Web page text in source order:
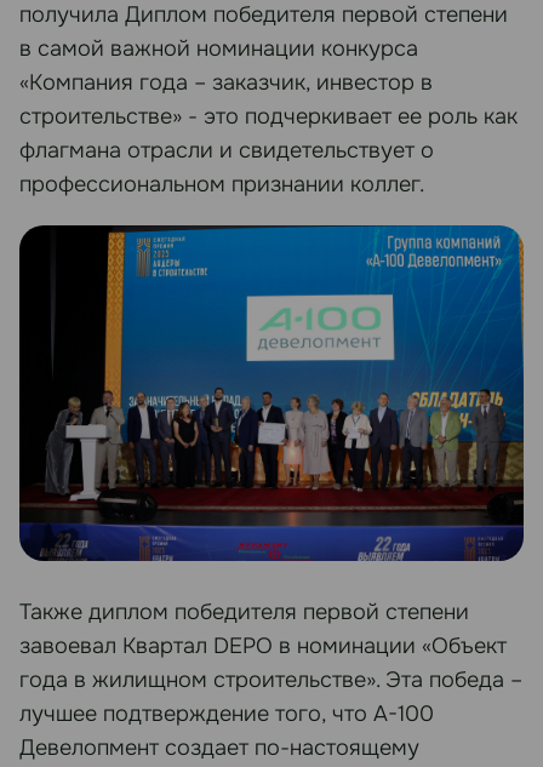
получила Диплом победителя первой степени
в самой важной номинации конкурса
«Компания года – заказчик, инвестор в
строительстве» - это подчеркивает ее роль как
флагмана отрасли и свидетельствует о
профессиональном признании коллег.
Также диплом победителя первой степени
завоевал Квартал DEPO в номинации «Объект
года в жилищном строительстве». Эта победа –
лучшее подтверждение того, что А-100
Девелопмент создает по-настоящему